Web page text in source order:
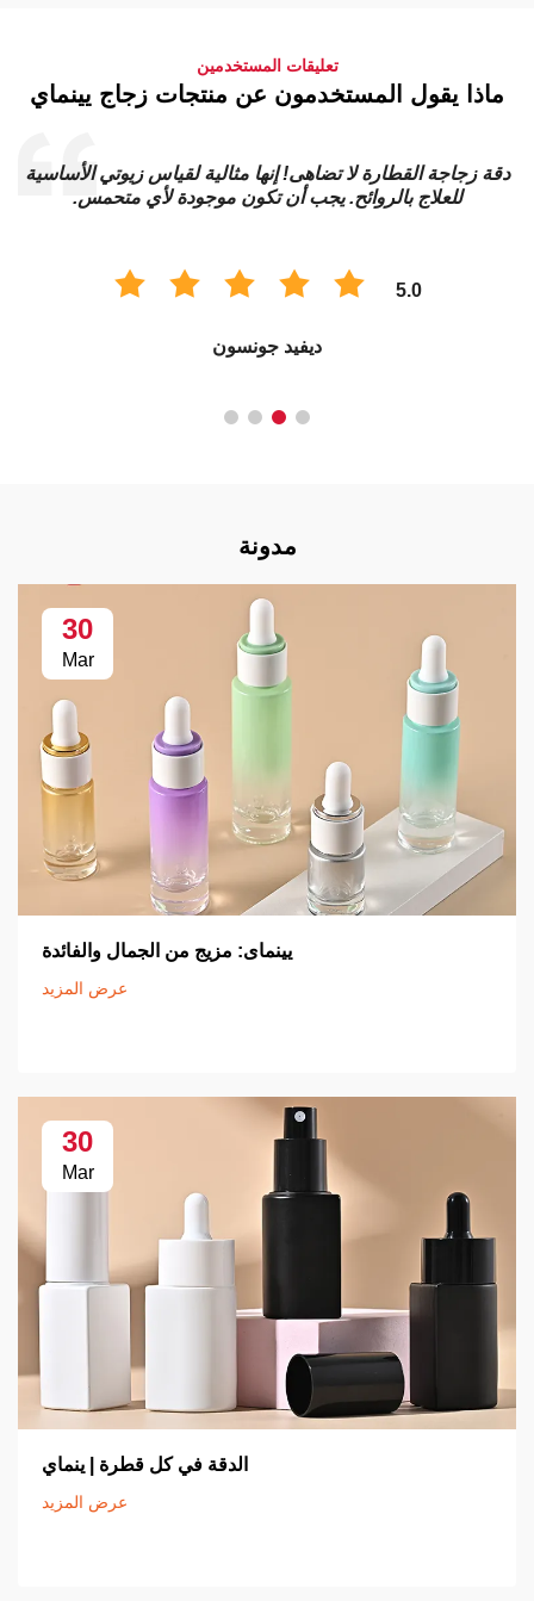
تعليقات المستخدمين
ماذا يقول المستخدمون عن منتجات زجاج يينماي
دقة زجاجة القطارة لا تضاهى! إنها مثالية لقياس زيوتي الأساسية
للعلاج بالروائح. يجب أن تكون موجودة لأي متحمس.
5.0
ديفيد جونسون
مدونة
30
Mar
يينماى: مزيج من الجمال والفائدة
عرض المزيد
30
Mar
الدقة في كل قطرة | ينماي
عرض المزيد